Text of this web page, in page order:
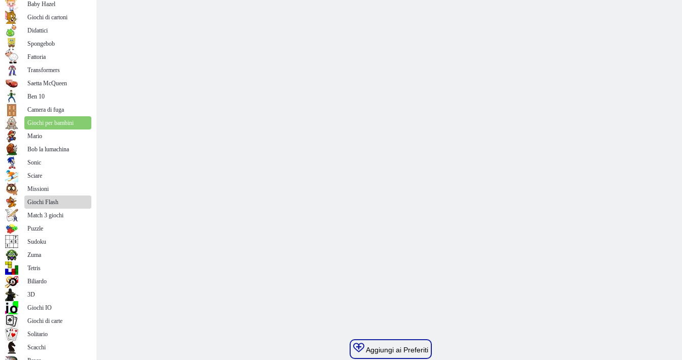
Aggiungi ai Preferiti
Baby Hazel
Giochi di cartoni
Didattici
Spongebob
Fattoria
Transformers
Saetta McQueen
Ben 10
Camera di fuga
Giochi per bambini
Mario
Bob la lumachina
Sonic
Sciare
Missioni
Giochi Flash
Match 3 giochi
Puzzle
Sudoku
Zuma
Tetris
Biliardo
3D
Giochi IO
Giochi di carte
Solitario
Scacchi